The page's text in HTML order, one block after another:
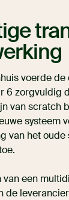
voerde
6 zorgvuldig
van scratch
systeem
van het oude
van een
de